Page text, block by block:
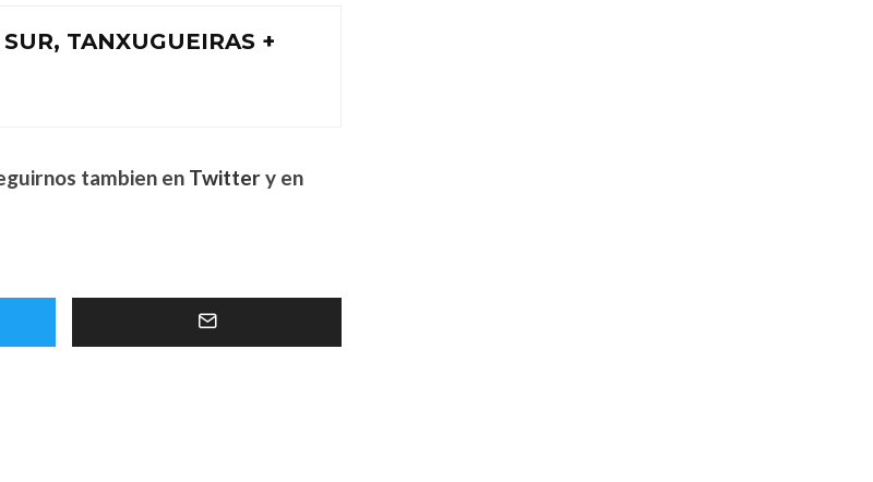
TANXUGUEIRAS +
tambien en Twittery en